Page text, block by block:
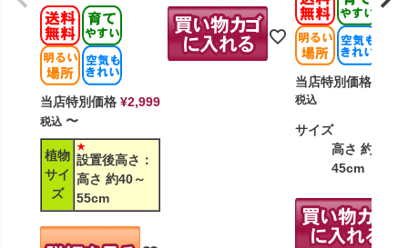
当店特別価格 ¥2,999
税込 〜
植物
サイ
ズ
設置後高さ：
高さ 約40～
55cm
当店特別価格
税込
サイズ
高さ 約35～
45cm